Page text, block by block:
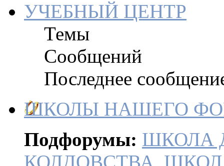
УЧЕБНЫЙ ЦЕНТР
Темы
Сообщений
Последнее
ШКОЛЫ НАШЕГО
Подфорумы: ШКОЛА